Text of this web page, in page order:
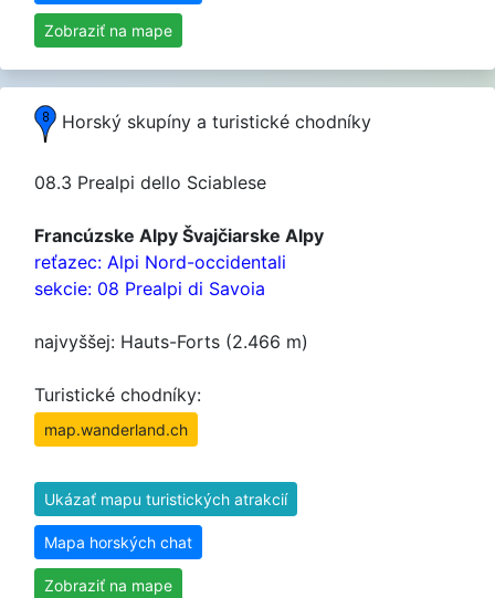
Zobraziť na mape
Horský skupíny a turistické chodníky
08.3 Prealpi dello Sciablese
Francúzske Alpy Švajčiarske Alpy
reťazec: Alpi Nord-occidentali
sekcie: 08 Prealpi di Savoia
najvyššej: Hauts-Forts (2.466 m)
Turistické chodníky:
map.wanderland.ch
Ukázať mapu turistických atrakcií
Mapa horských chat
Zobraziť na mape